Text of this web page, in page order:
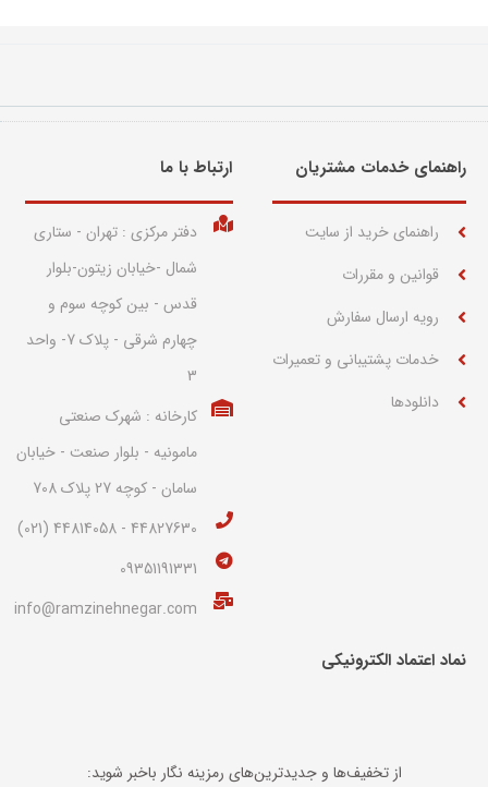
راهنمای خدمات مشتریان
راهنمای خرید از سایت
قوانین و مقررات
رویه ارسال سفارش
خدمات پشتیبانی و تعمیرات
دانلودها
ارتباط با ما​
دفتر مرکزی : تهران - ستاری
شمال -خیابان زیتون-بلوار
قدس - بین کوچه سوم و
چهارم شرقی - پلاک 7- واحد
3
کارخانه : شهرک صنعتی
مامونیه - بلوار صنعت - خیابان
سامان - کوچه 27 پلاک 708
44827630 - 44814058 (021)
09351191331
info@ramzinehnegar.com
نماد اعتماد الکترونیکی​
از تخفیف‌ها و جدیدترین‌های رمزینه نگار باخبر شوید: